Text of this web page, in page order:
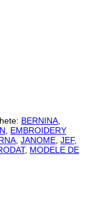
BERNINA
EMBROIDERY
JANOME JEF,
, MODELE DE